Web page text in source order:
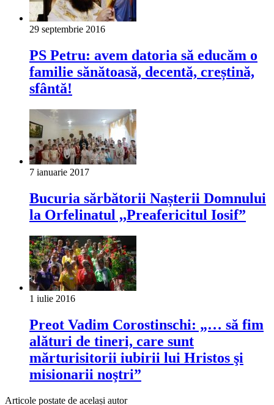
29 septembrie 2016
PS Petru: avem datoria să educăm o
familie sănătoasă, decentă, creștină,
sfântă!
7 ianuarie 2017
Bucuria sărbătorii Nașterii Domnului
la Orfelinatul ,,Preafericitul Iosif”
1 iulie 2016
Preot Vadim Corostinschi: „… să fim
alături de tineri, care sunt
mărturisitorii iubirii lui Hristos şi
misionarii noştri”
Articole postate de același autor